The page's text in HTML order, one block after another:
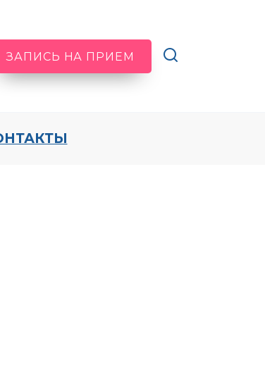
ЗАПИСЬ НА ПРИЕМ